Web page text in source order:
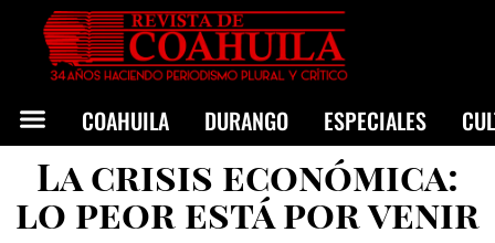
COAHUILA DURANGO ESPECIALES
La crisis económica:
lo peor está por venir